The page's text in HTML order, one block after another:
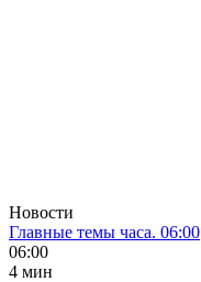
Новости
Главные темы часа. 06:00
06:00
4 мин